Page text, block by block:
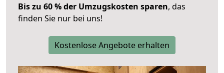
Bis zu 60 % der Umzugskosten sparen, das
finden Sie nur bei uns!
Kostenlose Angebote erhalten